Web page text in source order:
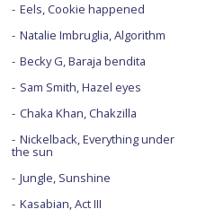
Eels, Cookie happened
Natalie Imbruglia, Algorithm
Becky G, Baraja bendita
Sam Smith, Hazel eyes
Chaka Khan, Chakzilla
Nickelback, Everything under
the sun
Jungle, Sunshine
Kasabian, Act III